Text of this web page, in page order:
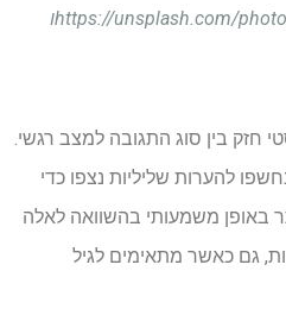
https://unsplash.com/ו
חזק בין סוג התגובה למצב רגשי.
להערות שליליות נצפו כדי
באופן משמעותי בהשוואה לאלה
גם כאשר מתאימים לגיל